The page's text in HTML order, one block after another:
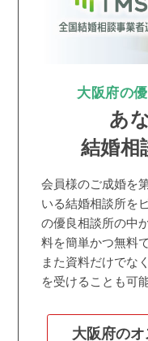
大阪府の
あ
結婚相
会員様のご成婚を
いる結婚相談所を
の優良相談所の中
料を簡単かつ無料
また資料だけでな
を受けることも可
大阪府の